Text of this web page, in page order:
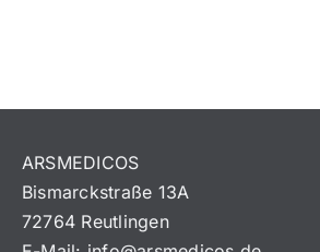
ARSMEDICOS
Bismarckstraße 13A
72764 Reutlingen